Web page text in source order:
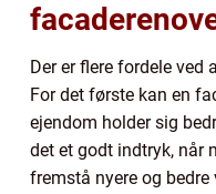
Der er flere fordele
For det første kan en
ejendom holder sig
det et godt indtryk, når
fremstå nyere og